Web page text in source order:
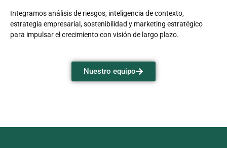
Integramos análisis de riesgos, inteligencia de contexto,
estrategia empresarial, sostenibilidad y marketing estratégico
para impulsar el crecimiento con visión de largo plazo.
Nuestro equipo